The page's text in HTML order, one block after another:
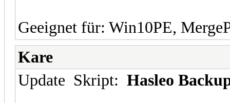
Geeignet für: Win10PE,
Kare
Update Skript: Hasleo